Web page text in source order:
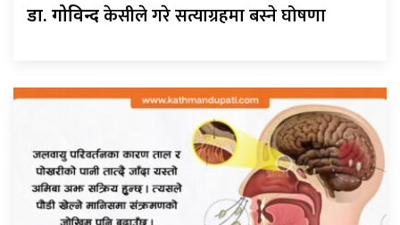
डा. गोविन्दकेसीले गरे सत्याग्रहमा बस्ने घोषणा